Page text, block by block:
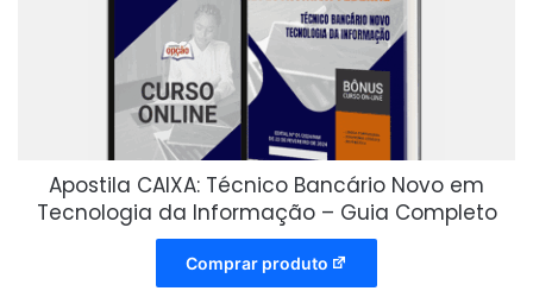
Apostila CAIXA: Técnico Bancário Novo em
Tecnologia da Informação – Guia Completo
Comprar produto